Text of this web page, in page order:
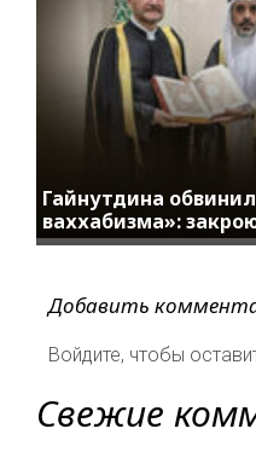
Гайнутдина
ваххабизма»:
Добавить
Войдите, чтобы
Свежие